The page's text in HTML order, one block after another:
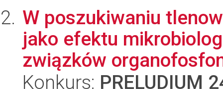
W poszukiwaniu
jako efektu
związków
Konkurs: PRELUDIUM